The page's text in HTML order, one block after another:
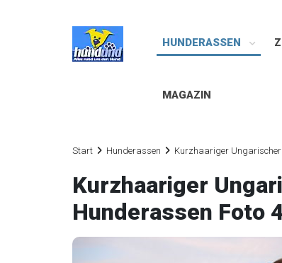
HUNDERASSEN
MAGAZIN
Start Hunderassen Kurzhaariger
Kurzhaariger
Hunderassen Foto